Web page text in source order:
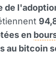
de
en
au bitcoin